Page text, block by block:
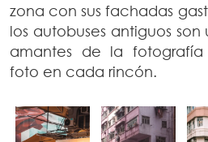
zona con sus fachadas
los autobuses antiguos
amantes de la
foto en cada rincón.